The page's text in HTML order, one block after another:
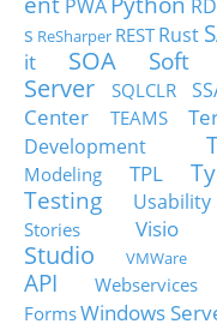
PWA
s ReSharper RESTRust
it
SOA Soft
Server
SQLCLR
Center
TEAMS
Development
Modeling
TPL
Testing
Usability
Stories
Visio
Studio
VMWare
API
Webservices
FormsWindows